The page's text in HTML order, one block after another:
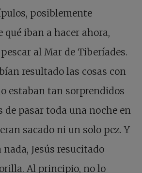
posiblemente
qué iban a hacer ahora,
al Mar de Tiberíades.
resultado las cosas con
estaban tan sorprendidos
de pasar toda una noche en
sacado ni un solo pez. Y
nada, Jesús resucitado
Al principio, no lo